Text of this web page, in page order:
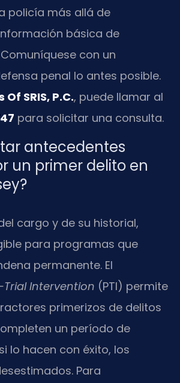
policía más allá de
básica de
con un
penal lo antes posible.
SRIS, P.C., puede llamar al
para solicitar una consulta.
antecedentes
un primer delito en
cargo y de su historial,
para programas que
permanente. El
Trial Intervention (PTI) permite
primerizos de delitos
un período de
lo hacen con éxito, los
Para